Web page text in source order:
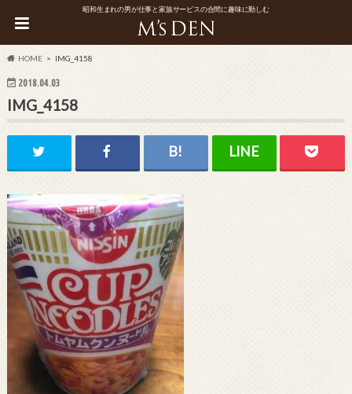
昭和生まれの男が仕事と家族サービスの合間に趣味に勤しむ
HOME IMG_4158
2018.04.03
IMG_4158